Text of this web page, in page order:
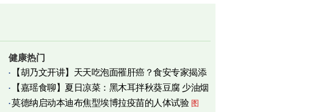
健康热门
【胡乃文开讲】天天吃泡面罹肝癌？食安专家揭添
加物真相
【嘉瑶食聊】夏日凉菜：黑木耳拌秋葵豆腐 少油烟
清爽养心 图
莫德纳启动本迪布焦型埃博拉疫苗的人体试验 图